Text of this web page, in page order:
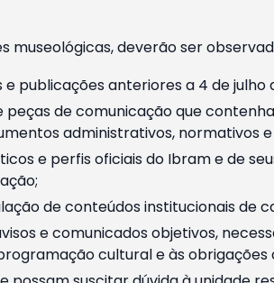
museológicas, deverão ser
publicações anteriores a 4 de
de comunicação que
administrativos, normativos
e perfis oficiais do Ibram e de
de conteúdos institucionais de
e comunicados objetivos,
cultural e às